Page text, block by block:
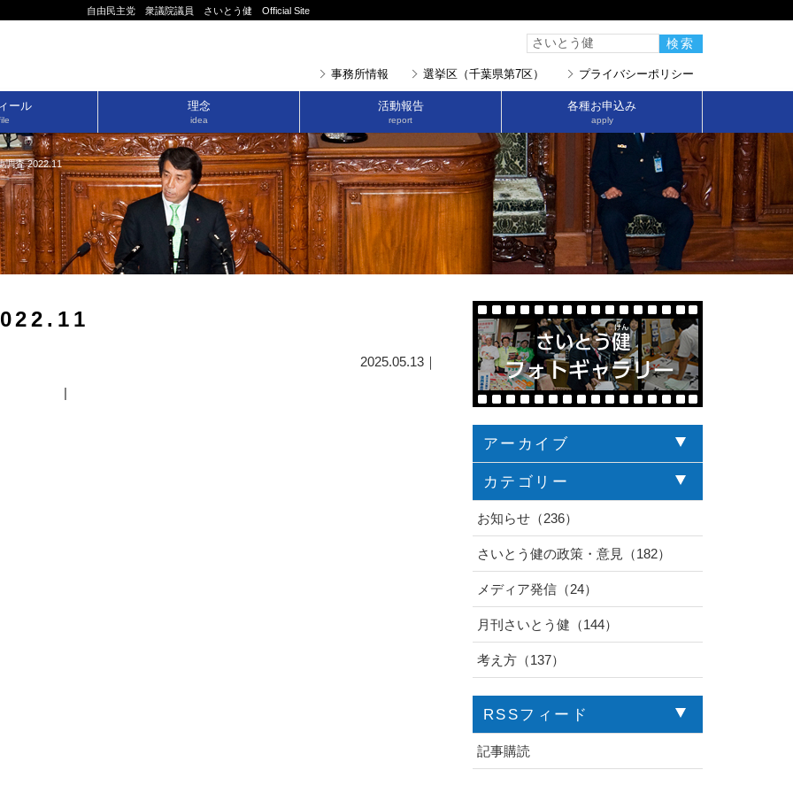
自由民主党 衆議院議員 さいとう健 Official Site
事務所情報 選挙区（千葉県第7区） プライバシーポリシー
ール 理念
idea
活動報告
report
各種お申込み
apply
調査 2022.11
2025.05.13｜
|
アーカイブ
カテゴリー
お知らせ（236）
さいとう健の政策・意見（182）
メディア発信（24）
月刊さいとう健（144）
考え方（137）
RSSフィード
記事購読